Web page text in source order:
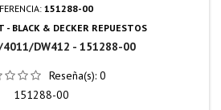
151288-00
- BLACK & DECKER REPUESTOS
4011/DW412 - 151288-00
Reseña(s): 0
151288-00